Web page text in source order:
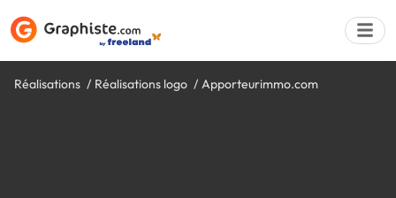
Réalisations Réalisations logo Apporteurimmo.com